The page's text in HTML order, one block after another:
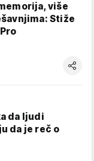
više
Stiže
da ljudi
da je reč o